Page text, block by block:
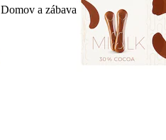
Domov a zábava